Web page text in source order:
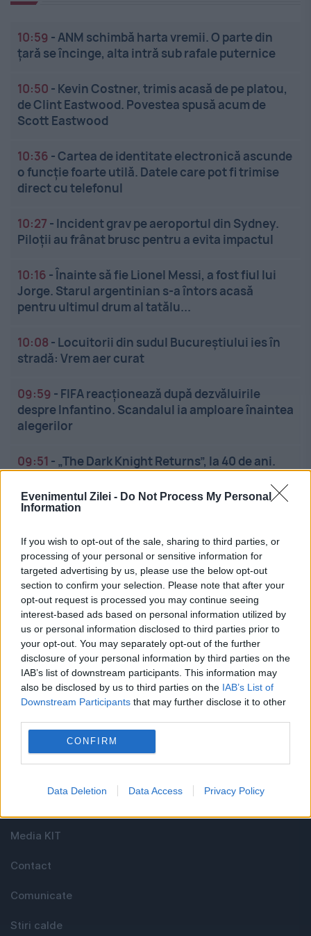
Evenimentul Zilei - Do Not Process My Personal
Information
If you wish to opt-out of the sale, sharing to third parties, or
processing of your personal or sensitive information for
targeted advertising by us, please use the below opt-out
section to confirm your selection. Please note that after your
opt-out request is processed you may continue seeing
interest-based ads based on personal information utilized by
us or personal information disclosed to third parties prior to
your opt-out. You may separately opt-out of the further
disclosure of your personal information by third parties on the
IAB’s list of downstream participants. This information may
also be disclosed by us to third parties on the IAB’s List of
Downstream Participants that may further disclose it to other
CONFIRM
Data Deletion Data Access Privacy Policy
10:59 -ANM schimbă harta vremii. O parte din
țară se încinge, alta intră sub rafale puternice
10:50 - Kevin Costner, trimis acasă de pe platou,
de Clint Eastwood. Povestea spusă acum de
Scott Eastwood
10:36 -Cartea de identitate electronică ascunde
o funcție foarte utilă. Datele care pot fi trimise
direct cu telefonul
10:27 - Incident grav pe aeroportul din Sydney.
Piloții au frânat brusc pentru a evita impactul
10:16 -Înainte să fie Lionel Messi, a fost fiul lui
Jorge. Starul argentinian s-a întors acasă
pentru ultimul drum al tatălu...
10:08 - Locuitorii din sudul Bucureștiului ies în
stradă: Vrem aer curat
09:59 - FIFA reacționează după dezvăluirile
despre Infantino. Scandalul ia amploare înaintea
alegerilor
09:51 - „The Dark Knight Returns”, la 40 de ani.
Batman
Cel mai bun portal de stiri!
Evenimentul Zilei este o publicație multimedia, dedicată
celor care apreciază știrile corecte, obiective și
relevante din toate domeniile de activitate
Linkuri utile
Media KIT
Contact
Comunicate
Stiri calde